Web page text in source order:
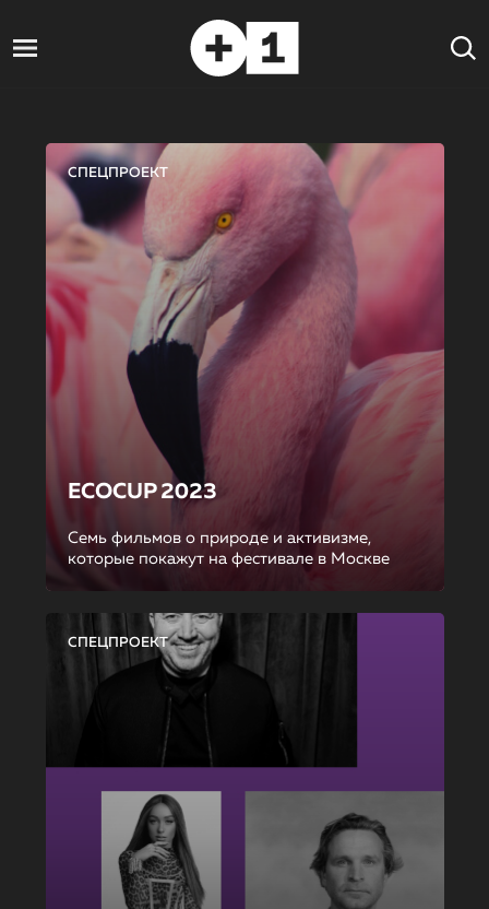
СПЕЦПРОЕКТ
ECOCUP 2023
Семь фильмов о природе и активизме,
которые покажут на фестивале в Москве
СПЕЦПРОЕКТ